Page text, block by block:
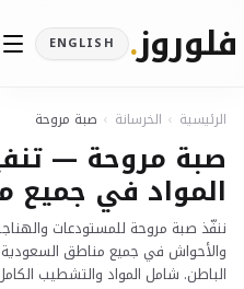
فلوروز.
ENGLISH
الرئيسية › الخرسانة › صبة مروحة
صبة مروحة —
المواد في جميع
ننفّذ صبة مروحة للمستودعات
والأحواش في جميع مناطق السعودية
الباطن. شامل المواد والتشطيب الكامل من ٥٠ ريال للمتر